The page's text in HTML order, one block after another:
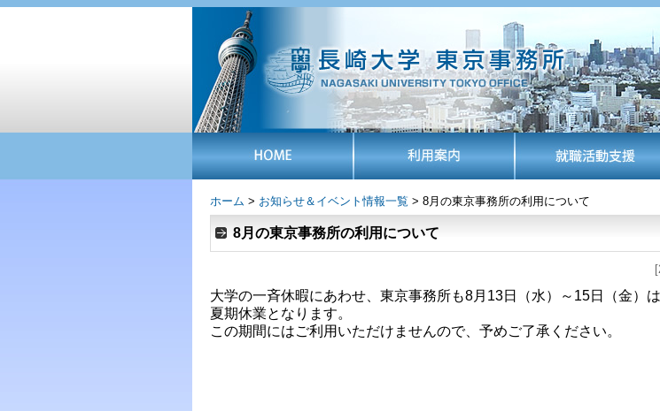
ホーム > お知らせ＆イベント情報一覧 > 8月の東京事務所の利用について
8月の東京事務所の利用について
大学の一斉休暇にあわせ、東京事務所も8月13日（水）～15日（金）は
夏期休業となります。
この期間にはご利用いただけませんので、予めご了承ください。